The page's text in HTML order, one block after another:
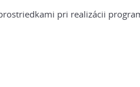
pri realizácii